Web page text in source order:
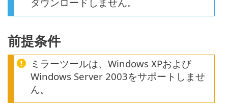
前提条件
ミラーツールは、Windows XPおよび
Windows Server 2003をサポートしませ
ん。